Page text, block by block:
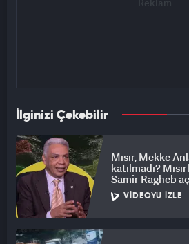
İlginizi Çekebilir
Mısır, Mekke
katılmadı?
Samir Ragheb
VIDEOYU İZLE